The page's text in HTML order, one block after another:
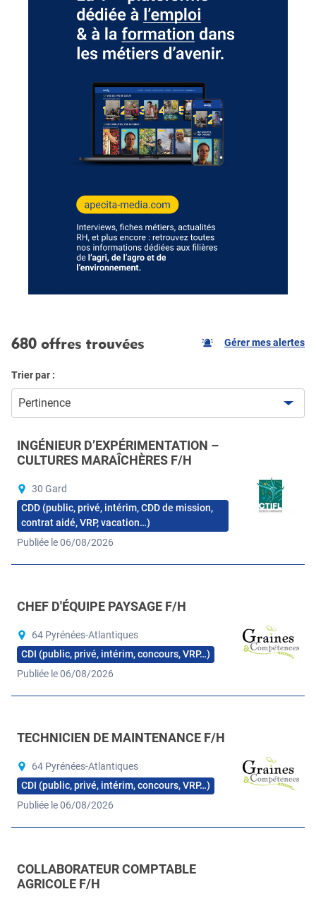
680 offres trouvées Gérer mes alertes
Trier par :
Pertinence
INGÉNIEUR D’EXPÉRIMENTATION –
CULTURES MARAÎCHÈRES F/H
30 Gard
CDD (public, privé, intérim, CDD de mission,
contrat aidé, VRP, vacation…)
Publiée le 06/08/2026
CHEF D'ÉQUIPE PAYSAGE F/H
64 Pyrénées-Atlantiques
CDI (public, privé, intérim, concours, VRP…)
Publiée le 06/08/2026
TECHNICIEN DE MAINTENANCE F/H
64 Pyrénées-Atlantiques
CDI (public, privé, intérim, concours, VRP…)
Publiée le 06/08/2026
COLLABORATEUR COMPTABLE
AGRICOLE F/H